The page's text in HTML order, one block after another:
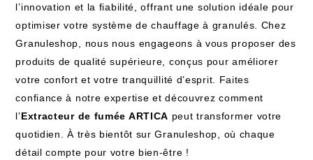
l’innovation et la fiabilité, offrant une solution idéale pour
optimiser votre système de chauffage à granulés. Chez
Granuleshop, nous nous engageons à vous proposer des
produits de qualité supérieure, conçus pour améliorer
votre confort et votre tranquillité d’esprit. Faites
confiance à notre expertise et découvrez comment
l’Extracteur de fumée ARTICA peut transformer votre
quotidien. À très bientôt sur Granuleshop, où chaque
détail compte pour votre bien-être !